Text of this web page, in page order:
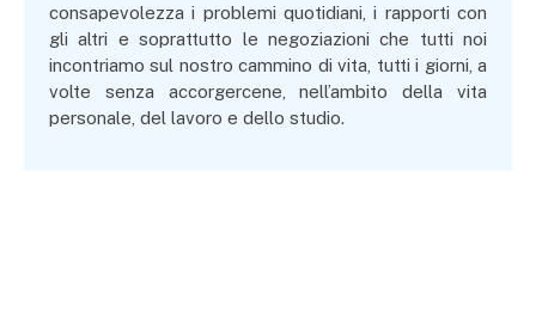
consapevolezza i problemi quotidiani, i rapporti con
gli altri e soprattutto le negoziazioni che tutti noi
incontriamo sul nostro cammino di vita, tutti i giorni, a
volte senza accorgercene, nell’ambito della vita
personale, del lavoro e dello studio.